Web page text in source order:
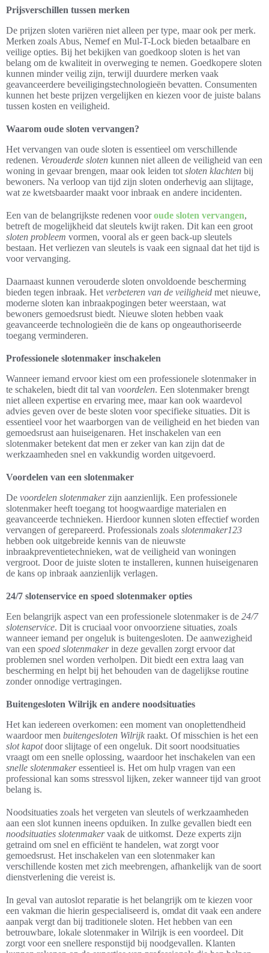
Prijsverschillen tussen merken
De prijzen sloten variëren niet alleen per type, maar ook per merk.
Merken zoals Abus, Nemef en Mul-T-Lock bieden betaalbare en
veilige opties. Bij het bekijken van goedkoop sloten is het van
belang om de kwaliteit in overweging te nemen. Goedkopere sloten
kunnen minder veilig zijn, terwijl duurdere merken vaak
geavanceerdere beveiligingstechnologieën bevatten. Consumenten
kunnen het beste prijzen vergelijken en kiezen voor de juiste balans
tussen kosten en veiligheid.
Waarom oude sloten vervangen?
Het vervangen van oude sloten is essentieel om verschillende
redenen. Verouderde sloten kunnen niet alleen de veiligheid van een
woning in gevaar brengen, maar ook leiden tot sloten klachten bij
bewoners. Na verloop van tijd zijn sloten onderhevig aan slijtage,
wat ze kwetsbaarder maakt voor inbraak en andere incidenten.
Een van de belangrijkste redenen vooroude sloten vervangen,
betreft de mogelijkheid dat sleutels kwijt raken. Dit kan een groot
sloten probleem vormen, vooral als er geen back-up sleutels
bestaan. Het verliezen van sleutels is vaak een signaal dat het tijd is
voor vervanging.
Daarnaast kunnen verouderde sloten onvoldoende bescherming
bieden tegen inbraak. Het verbeteren van de veiligheid met nieuwe,
moderne sloten kan inbraakpogingen beter weerstaan, wat
bewoners gemoedsrust biedt. Nieuwe sloten hebben vaak
geavanceerde technologieën die de kans op ongeauthoriseerde
toegang verminderen.
Professionele slotenmaker inschakelen
Wanneer iemand ervoor kiest om een professionele slotenmaker in
te schakelen, biedt dit tal van voordelen. Een slotenmaker brengt
niet alleen expertise en ervaring mee, maar kan ook waardevol
advies geven over de beste sloten voor specifieke situaties. Dit is
essentieel voor het waarborgen van de veiligheid en het bieden van
gemoedsrust aan huiseigenaren. Het inschakelen van een
slotenmaker betekent dat men er zeker van kan zijn dat de
werkzaamheden snel en vakkundig worden uitgevoerd.
Voordelen van een slotenmaker
De voordelen slotenmakerzijn aanzienlijk. Een professionele
slotenmaker heeft toegang tot hoogwaardige materialen en
geavanceerde technieken. Hierdoor kunnen sloten effectief worden
vervangen of gerepareerd. Professionals zoals slotenmaker123
hebben ook uitgebreide kennis van de nieuwste
inbraakpreventietechnieken, wat de veiligheid van woningen
vergroot. Door de juiste sloten te installeren, kunnen huiseigenaren
de kans op inbraak aanzienlijk verlagen.
24/7 slotenservice en spoed slotenmaker opties
Een belangrijk aspect van een professionele slotenmaker is de 24/7
slotenservice. Dit is cruciaal voor onvoorziene situaties, zoals
wanneer iemand per ongeluk is buitengesloten. De aanwezigheid
van een spoed slotenmakerin deze gevallen zorgt ervoor dat
problemen snel worden verholpen. Dit biedt een extra laag van
bescherming en helpt bij het behouden van de dagelijkse routine
zonder onnodige vertragingen.
Buitengesloten Wilrijk en andere noodsituaties
Het kan iedereen overkomen: een moment van onoplettendheid
waardoor men buitengesloten Wilrijk raakt. Of misschien is het een
slot kapotdoor slijtage of een ongeluk. Dit soort noodsituaties
vraagt om een snelle oplossing, waardoor het inschakelen van een
snelle slotenmakeressentieel is. Het om hulp vragen van een
professional kan soms stressvol lijken, zeker wanneer tijd van groot
belang is.
Noodsituaties zoals het vergeten van sleutels of werkzaamheden
aan een slot kunnen ineens opduiken. In zulke gevallen biedt een
noodsituaties slotenmakervaak de uitkomst. Deze experts zijn
getraind om snel en efficiënt te handelen, wat zorgt voor
gemoedsrust. Het inschakelen van een slotenmaker kan
verschillende kosten met zich meebrengen, afhankelijk van de soort
dienstverlening die vereist is.
In geval van autoslot reparatie is het belangrijk om te kiezen voor
een vakman die hierin gespecialiseerd is, omdat dit vaak een andere
aanpak vergt dan bij traditionele sloten. Het hebben van een
betrouwbare, lokale slotenmaker in Wilrijk is een voordeel. Dit
zorgt voor een snellere responstijd bij noodgevallen. Klanten